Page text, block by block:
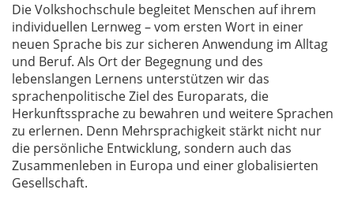
Die Volkshochschule begleitet Menschen auf ihrem
individuellen Lernweg – vom ersten Wort in einer
neuen Sprache bis zur sicheren Anwendung im Alltag
und Beruf. Als Ort der Begegnung und des
lebenslangen Lernens unterstützen wir das
sprachenpolitische Ziel des Europarats, die
Herkunftssprache zu bewahren und weitere Sprachen
zu erlernen. Denn Mehrsprachigkeit stärkt nicht nur
die persönliche Entwicklung, sondern auch das
Zusammenleben in Europa und einer globalisierten
Gesellschaft.